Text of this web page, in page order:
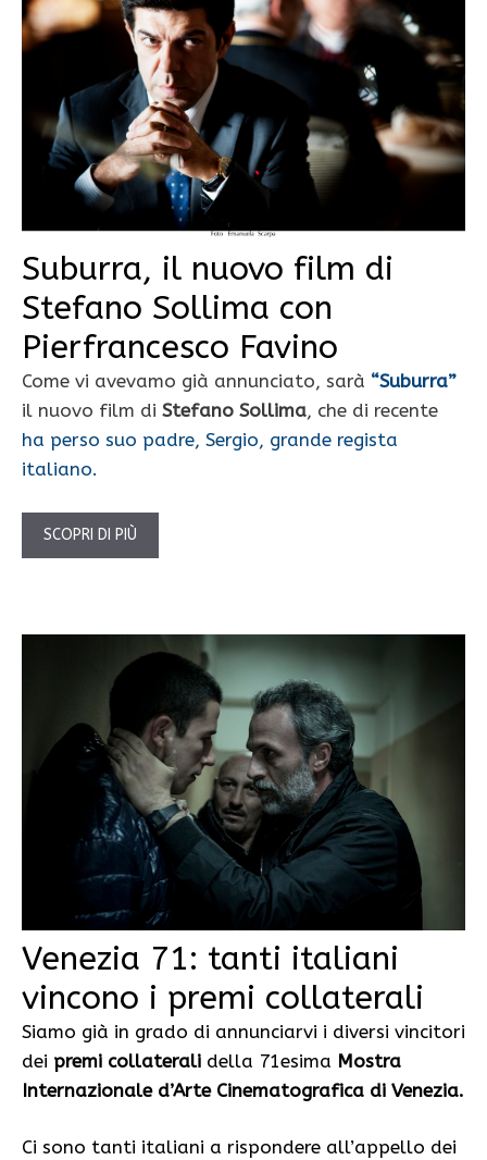
Suburra, il nuovo film di
Stefano Sollima con
Pierfrancesco Favino
Come vi avevamo già annunciato, sarà “Suburra”
il nuovo film di Stefano Sollima, che di recente
ha perso suo padre, Sergio, grande regista
italiano.
SCOPRI DI PIÙ
Venezia 71: tanti italiani
vincono i premi collaterali
Siamo già in grado di annunciarvi i diversi vincitori
dei premi collaterali della 71esima Mostra
Internazionale d’Arte Cinematografica di Venezia.
Ci sono tanti italiani a rispondere all’appello dei